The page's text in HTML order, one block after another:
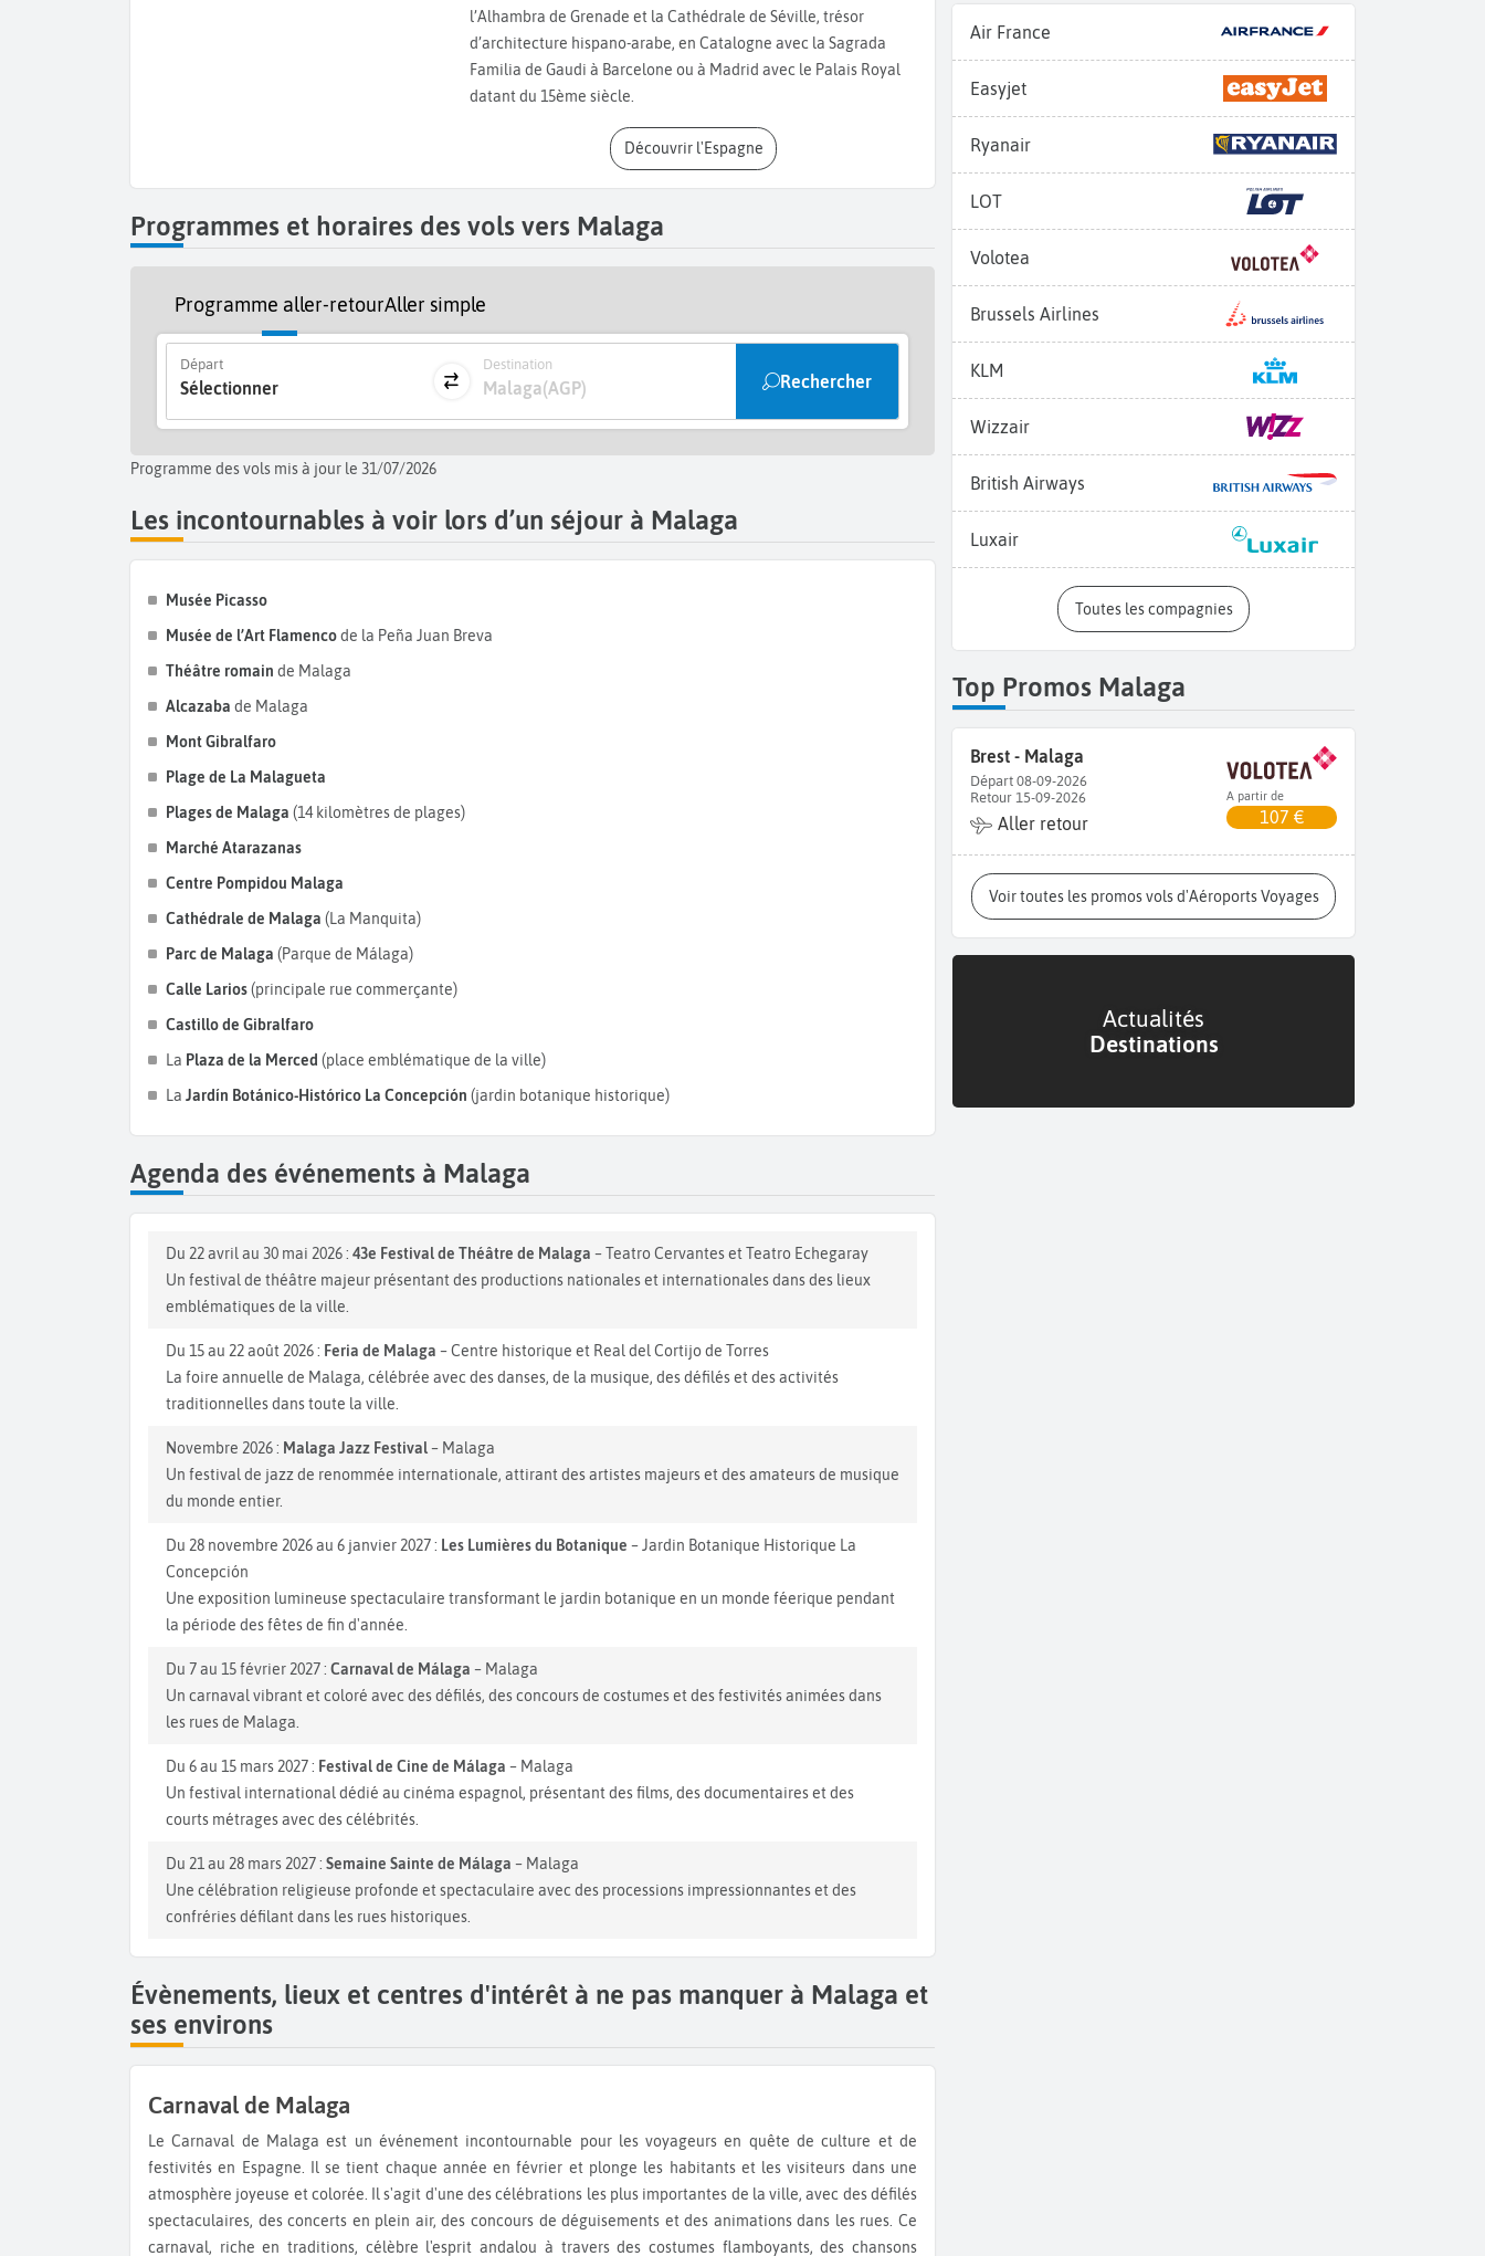
l’Alhambra de Grenade et la Cathédrale de Séville, trésor
d’architecture hispano-arabe, en Catalogne avec la Sagrada
Familia de Gaudi à Barcelone ou à Madrid avec le Palais Royal
datant du 15ème siècle.
Découvrir l'Espagne
Programmes et horaires des vols vers Malaga
Programme aller-retourAller simple
Départ
Sélectionner
Destination
Malaga(AGP) Rechercher
Programme des vols mis à jour le 31/07/2026
Les incontournables à voir lors d’un séjour à Malaga
Musée Picasso
Musée de l’Art Flamencode la Peña Juan Breva
Théâtre romain de Malaga
Alcazaba de Malaga
Mont Gibralfaro
Plage de La Malagueta
Plages de Malaga (14 kilomètres de plages)
Marché Atarazanas
Centre Pompidou Malaga
Cathédrale de Malaga (La Manquita)
Parc de Malaga (Parque de Málaga)
Calle Larios(principale rue commerçante)
Castillo de Gibralfaro
La Plaza de la Merced (place emblématique de la ville)
La Jardín Botánico-Histórico La Concepción (jardin botanique historique)
Agenda des événements à Malaga
Du 22 avril au 30 mai 2026 : 43e Festival de Théâtre de Malaga – Teatro Cervantes et Teatro Echegaray
Un festival de théâtre majeur présentant des productions nationales et internationales dans des lieux
emblématiques de la ville.
Du 15 au 22 août 2026 : Feria de Malaga – Centre historique et Real del Cortijo de Torres
La foire annuelle de Malaga, célébrée avec des danses, de la musique, des défilés et des activités
traditionnelles dans toute la ville.
Novembre 2026 : Malaga Jazz Festival– Malaga
Un festival de jazz de renommée internationale, attirant des artistes majeurs et des amateurs de musique
du monde entier.
Du 28 novembre 2026 au 6 janvier 2027 : Les Lumières du Botanique – Jardin Botanique Historique La
Concepción
Une exposition lumineuse spectaculaire transformant le jardin botanique en un monde féerique pendant
la période des fêtes de fin d'année.
Du 7 au 15 février 2027 : Carnaval de Málaga – Malaga
Un carnaval vibrant et coloré avec des défilés, des concours de costumes et des festivités animées dans
les rues de Malaga.
Du 6 au 15 mars 2027 : Festival de Cine de Málaga – Malaga
Un festival international dédié au cinéma espagnol, présentant des films, des documentaires et des
courts métrages avec des célébrités.
Du 21 au 28 mars 2027 : Semaine Sainte de Málaga – Malaga
Une célébration religieuse profonde et spectaculaire avec des processions impressionnantes et des
confréries défilant dans les rues historiques.
Évènements, lieux et centres d'intérêt à ne pas manquer à Malaga et
ses environs
Carnaval de Malaga
Le Carnaval de Malaga est un événement incontournable pour les voyageurs en quête de culture et de
festivités en Espagne. Il se tient chaque année en février et plonge les habitants et les visiteurs dans une
atmosphère joyeuse et colorée. Il s'agit d'une des célébrations les plus importantes de la ville, avec des défilés
spectaculaires, des concerts en plein air, des concours de déguisements et des animations dans les rues. Ce
carnaval, riche en traditions, célèbre l'esprit andalou à travers des costumes flamboyants, des chansons
Air France
Easyjet
Ryanair
LOT
Volotea
Brussels Airlines
KLM
Wizzair
British Airways
Luxair
Toutes les compagnies
Top Promos Malaga
Brest - Malaga
Départ 08-09-2026
Retour 15-09-2026
Aller retour
A partir de
107 €
Voir toutes les promos vols d'Aéroports Voyages
Actualités
Destinations